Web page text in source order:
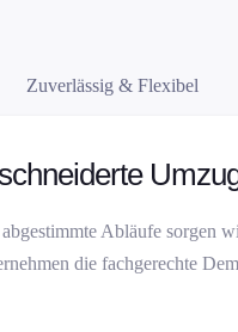
Zuverlässig & Flexibel
Abläufe sorgen
die fachgerechte